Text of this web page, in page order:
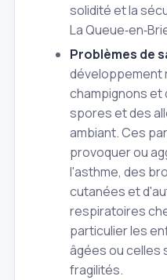
solidité et la
La
Problèmes de
développement
champignons
spores et des
ambiant. Ces
provoquer ou
l'asthme, des
cutanées et
respiratoires
particulier les
âgées ou celles
fragilités.